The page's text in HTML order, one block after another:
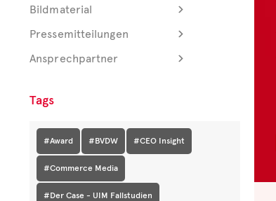
Bildmaterial
Pressemitteilungen
Ansprechpartner
Tags
#Award #BVDW #CEO Insight
#Commerce Media
#Der Case - UIM Fallstudien